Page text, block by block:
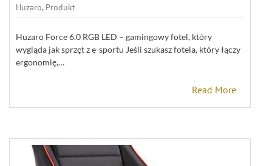
Huzaro, Produkt
Huzaro Force 6.0 RGB LED – gamingowy fotel, który
wygląda jak sprzęt z e-sportu Jeśli szukasz fotela, który łączy
ergonomię,…
Read More